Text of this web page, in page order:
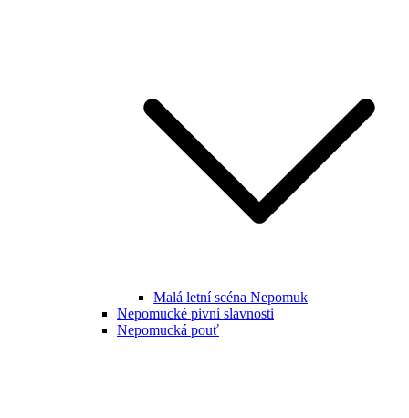
Malá letní scéna Nepomuk
Nepomucké pivní slavnosti
Nepomucká pouť